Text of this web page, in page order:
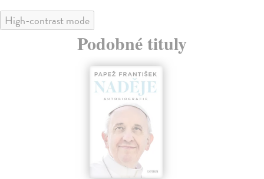
High-contrast mode
Podobné tituly